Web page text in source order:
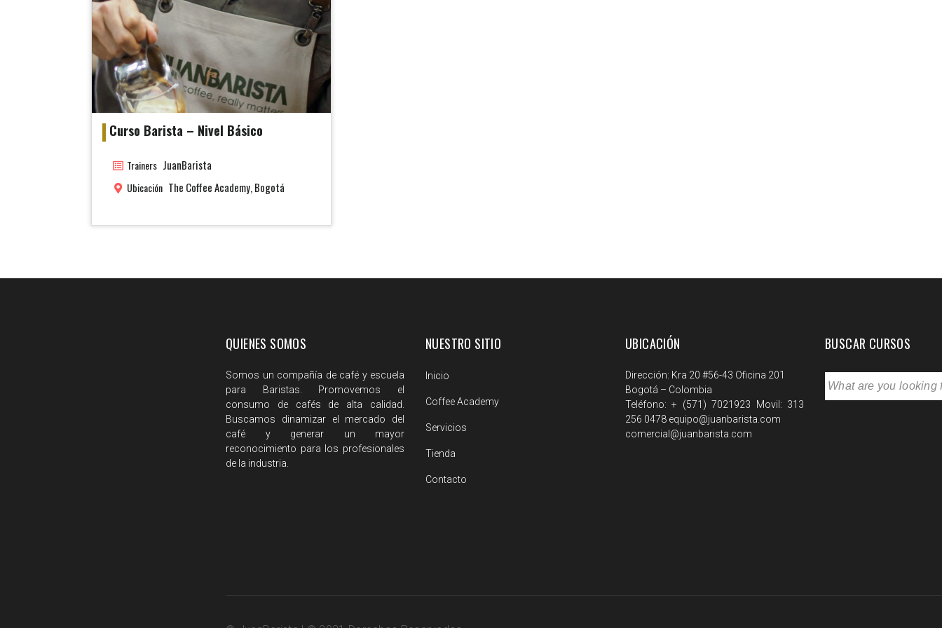
Curso Barista – Nivel Básico
Trainers JuanBarista
Ubicación The Coffee Academy, Bogotá
QUIENES SOMOS
Somos un compañía de café y escuela
para Baristas. Promovemos el
consumo de cafés de alta calidad.
Buscamos dinamizar el mercado del
café y generar un mayor
reconocimiento para los profesionales
de la industria.
NUESTRO SITIO
Inicio
Coffee Academy
Servicios
Tienda
Contacto
UBICACIÓN
Dirección: Kra 20 #56-43 Oficina 201
Bogotá – Colombia
Teléfono: + (571) 7021923 Movil: 313
256 0478 equipo@juanbarista.com
comercial@juanbarista.com
BUSCAR CURSOS